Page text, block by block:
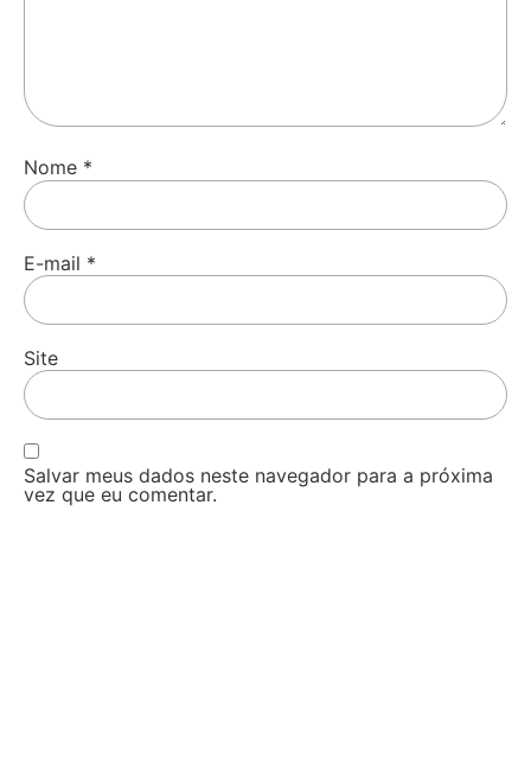
Nome *
E-mail *
Site
Salvar meus dados neste navegador para a próxima
vez que eu comentar.